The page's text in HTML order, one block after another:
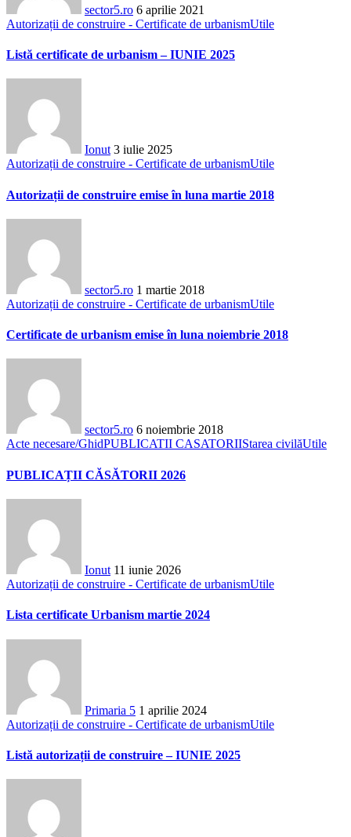
sector5.ro 6 aprilie 2021
Autorizații de construire - Certificate de urbanismUtile
Listă certificate de urbanism – IUNIE 2025
Ionut 3 iulie 2025
Autorizații de construire - Certificate de urbanismUtile
Autorizații de construire emise în luna martie 2018
sector5.ro 1 martie 2018
Autorizații de construire - Certificate de urbanismUtile
Certificate de urbanism emise în luna noiembrie 2018
sector5.ro 6 noiembrie 2018
Acte necesare/GhidPUBLICATII CASATORIIStarea civilăUtile
PUBLICAȚII CĂSĂTORII 2026
Ionut 11 iunie 2026
Autorizații de construire - Certificate de urbanismUtile
Lista certificate Urbanism martie 2024
Primaria 5 1 aprilie 2024
Autorizații de construire - Certificate de urbanismUtile
Listă autorizații de construire – IUNIE 2025